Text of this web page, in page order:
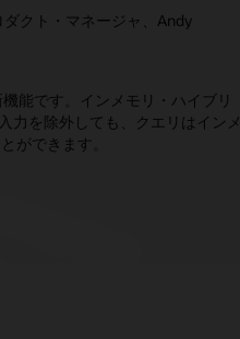
クト・マネージャ、Andy
能です。インメモリ・ハイブリ
力を除外しても、クエリはインメ
ができます。